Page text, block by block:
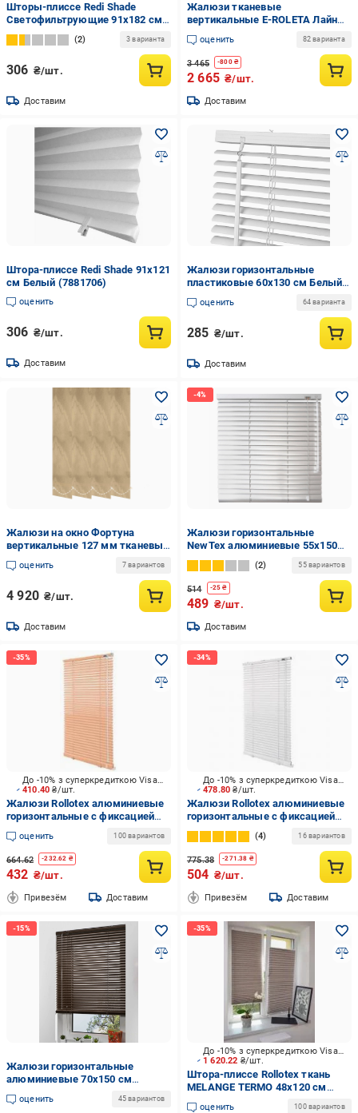
Шторы-плиссе Redi Shade
Светофильтрующие 91x182 см
Белый (7883307)
2 3 варианта
306 ₴/шт.
Доставим
Жалюзи тканевые
вертикальные E-ROLETA Лайн
8307 220х220 см Абрикосовый
(Lain8307-220-220)
оценить 82 варианта
3 465 -800₴
2 665 ₴/шт.
Доставим
Штора-плиссе Redi Shade 91х121
см Белый (7881706)
оценить
306 ₴/шт.
Доставим
Жалюзи горизонтальные
пластиковые 60х130 см Белый
(48808)
оценить 64 варианта
285 ₴/шт.
Доставим
Жалюзи на окно Фортуна
вертикальные 127 мм тканевые
220х230 см Бежевый
оценить 7 вариантов
4 920 ₴/шт.
Доставим
Жалюзи горизонтальные
NewTex алюминиевые 55х150
см Белый
2 55 вариантов
514 -25 ₴
489 ₴/шт.
Доставим
410.40₴/шт.
До -10% з суперкредиткою Visa Вигода
Жалюзи Rollotex алюминиевые
горизонтальные с фиксацией
60х130 см чайная роза
оценить 100 вариантов
664.62 -232.62 ₴
432 ₴/шт.
Привезём Доставим
478.80₴/шт.
До -10% з суперкредиткою Visa Вигода
Жалюзи Rollotex алюминиевые
горизонтальные с фиксацией
55х140 см белый
4 16 вариантов
775.38 -271.38 ₴
504 ₴/шт.
Привезём Доставим
Жалюзи горизонтальные
алюминиевые 70х150 см
Коричневый
оценить 45 вариантов
1 620.22 ₴/шт.
До -10% з суперкредиткою Visa Вигода
Штора-плиссе Rollotex ткань
MELANGE TERMO 48х120 см
капучино
оценить 100 вариантов